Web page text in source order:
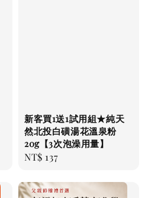
新客買1送1試用組★純天
然北投白磺湯花溫泉粉
20g【3次泡澡用量】
Regular
NT$ 137